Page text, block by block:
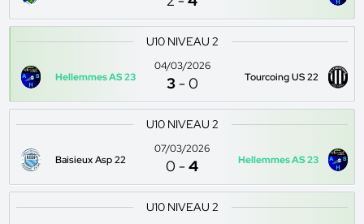
U10 NIVEAU 2
Hellemmes AS 23
04/03/2026
3 -0 Tourcoing US 22
U10 NIVEAU 2
Baisieux Asp 22
07/03/2026
0 -4 Hellemmes AS 23
U10 NIVEAU 2